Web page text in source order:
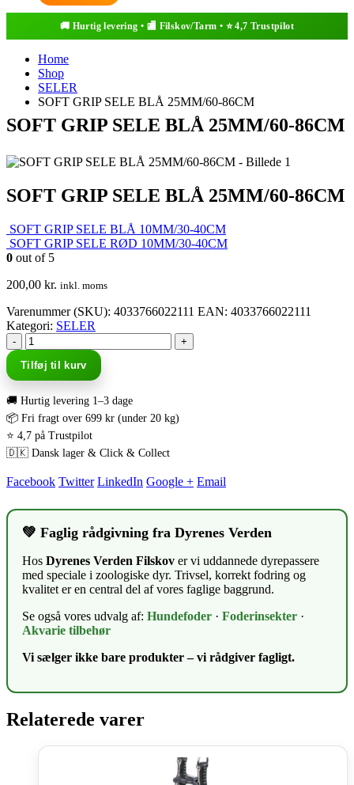
Home
Shop
SELER
SOFT GRIP SELE BLÅ 25MM/60-86CM
SOFT GRIP SELE BLÅ 25MM/60-86CM
SOFT GRIP SELE BLÅ 25MM/60-86CM
SOFT GRIP SELE BLÅ 10MM/30-40CM
SOFT GRIP SELE RØD 10MM/30-40CM
0 out of 5
200,00 kr. inkl. moms
Varenummer (SKU): 4033766022111 EAN: 4033766022111
Kategori: SELER
-
+
Tilføj til kurv
🚚 Hurtig levering 1–3 dage
📦 Fri fragt over 699 kr (under 20 kg)
⭐ 4,7 på Trustpilot
🇩🇰 Dansk lager & Click & Collect
Facebook Twitter LinkedIn Google + Email
💚 Faglig rådgivning fra Dyrenes Verden
Hos Dyrenes Verden Filskov er vi uddannede dyrepassere
med speciale i zoologiske dyr. Trivsel, korrekt fodring og
kvalitet er en central del af vores faglige baggrund.
Se også vores udvalg af: Hundefoder · Foderinsekter ·
Akvarie tilbehør
Vi sælger ikke bare produkter – vi rådgiver fagligt.
Relaterede varer